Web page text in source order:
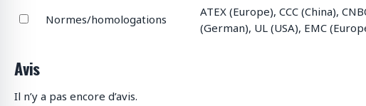
Normes/homologations
ATEX (Europe), CCC (China),
(German), UL (USA), EMC
Avis
Il n’y a pas encore d’avis.